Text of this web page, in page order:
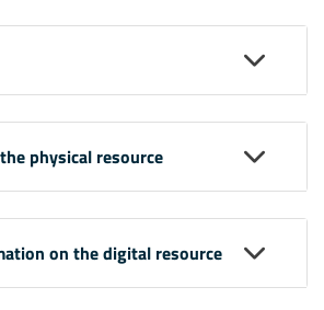
physical resource
on the digital resource